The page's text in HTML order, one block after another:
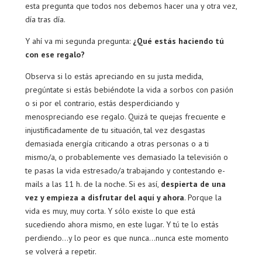
esta pregunta que todos nos debemos hacer una y otra vez,
día tras día.
Y ahí va mi segunda pregunta: ¿Qué estás haciendo tú
con ese regalo?
Observa si lo estás apreciando en su justa medida,
pregúntate si estás bebiéndote la vida a sorbos con pasión
o si por el contrario, estás desperdiciando y
menospreciando ese regalo. Quizá te quejas frecuente e
injustificadamente de tu situación, tal vez desgastas
demasiada energía criticando a otras personas o a ti
mismo/a, o probablemente ves demasiado la televisión o
te pasas la vida estresado/a trabajando y contestando e-
mails a las 11 h. de la noche. Si es así, despierta de una
vez y empieza a disfrutar del aquí y ahora. Porque la
vida es muy, muy corta. Y sólo existe lo que está
sucediendo ahora mismo, en este lugar. Y tú te lo estás
perdiendo…y lo peor es que nunca…nunca este momento
se volverá a repetir.